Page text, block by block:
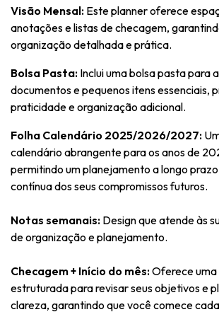
Visão Mensal: Este planner oferece
anotações e listas de checagem,
organização detalhada e prática.
Bolsa Pasta: Inclui uma bolsa pasta para
documentos e pequenos itens essenciais,
praticidade e organização adicional.
Folha Calendário 2025/2026/2027:
calendário abrangente para os anos de
permitindo um planejamento a longo
contínua dos seus compromissos futuros.
Notas semanais: Design que atende às
de organização e planejamento.
Checagem + Início do mês:Oferece
estruturada para revisar seus objetivos e
clareza, garantindo que você comece